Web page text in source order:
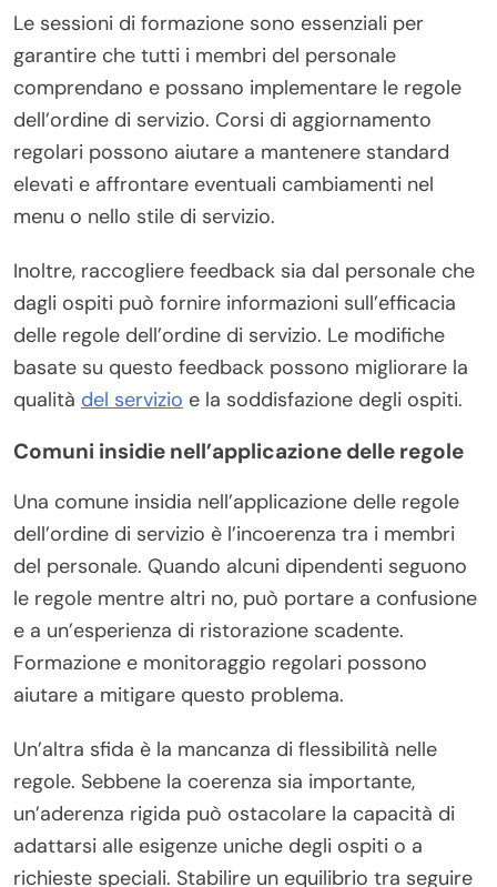
Le sessioni di formazione sono essenziali per
garantire che tutti i membri del personale
comprendano e possano implementare le regole
dell’ordine di servizio. Corsi di aggiornamento
regolari possono aiutare a mantenere standard
elevati e affrontare eventuali cambiamenti nel
menu o nello stile di servizio.
Inoltre, raccogliere feedback sia dal personale che
dagli ospiti può fornire informazioni sull’efficacia
delle regole dell’ordine di servizio. Le modifiche
basate su questo feedback possono migliorare la
qualità del servizio e la soddisfazione degli ospiti.
Comuni insidie nell’applicazione delle regole
Una comune insidia nell’applicazione delle regole
dell’ordine di servizio è l’incoerenza tra i membri
del personale. Quando alcuni dipendenti seguono
le regole mentre altri no, può portare a confusione
e a un’esperienza di ristorazione scadente.
Formazione e monitoraggio regolari possono
aiutare a mitigare questo problema.
Un’altra sfida è la mancanza di flessibilità nelle
regole. Sebbene la coerenza sia importante,
un’aderenza rigida può ostacolare la capacità di
adattarsi alle esigenze uniche degli ospiti o a
richieste speciali. Stabilire un equilibrio tra seguire